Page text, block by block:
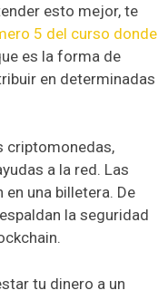
esto mejor, te
5 del curso donde
es la forma de
en determinadas
criptomonedas,
a la red. Las
una billetera. De
la seguridad
tu dinero a un